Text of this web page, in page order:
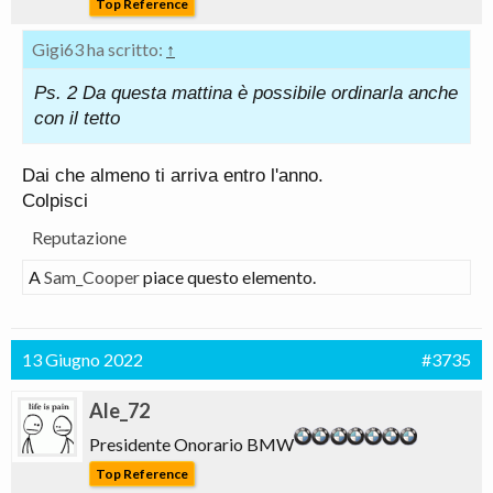
Top Reference
Gigi63 ha scritto: ↑
Ps. 2 Da questa mattina è possibile ordinarla anche
con il tetto
Dai che almeno ti arriva entro l'anno.
Colpisci
Reputazione
ASam_Cooperpiace questo elemento.
13 Giugno 2022 #3735
Ale_72
Presidente Onorario BMW
Top Reference